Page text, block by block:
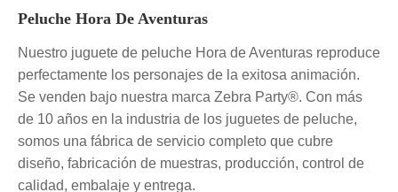
Peluche Hora De Aventuras
Nuestro juguete de peluche Hora de Aventuras reproduce
perfectamente los personajes de la exitosa animación.
Se venden bajo nuestra marca Zebra Party®. Con más
de 10 años en la industria de los juguetes de peluche,
somos una fábrica de servicio completo que cubre
diseño, fabricación de muestras, producción, control de
calidad, embalaje y entrega.